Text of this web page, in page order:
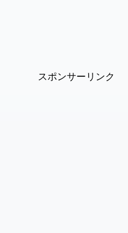
スポンサーリンク